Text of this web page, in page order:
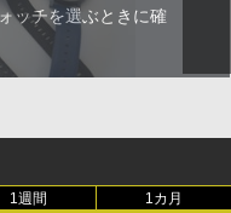
ッチを選ぶときに確
1週間 1カ月